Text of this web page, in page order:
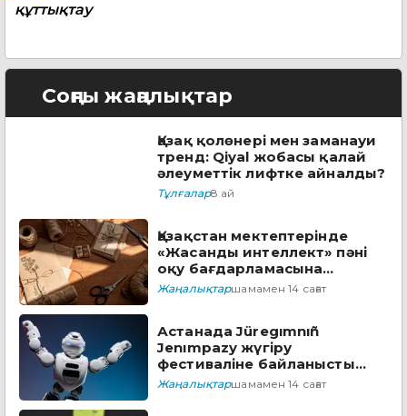
құттықтау
Соңғы жаңалықтар
Қазақ қолөнері мен заманауи
тренд: Qiyal жобасы қалай
әлеуметтік лифтке айналды?
Тұлғалар8 ай
Қазақстан мектептерінде
«Жасанды интеллект» пәні
оқу бағдарламасына
енгізіледі
Жаңалықтаршамамен 14 сағат
Астанада Jüregımnıñ
Jenımpazy жүгіру
фестиваліне байланысты
бірқатар көшеде қозғалыс
шектеледі
Жаңалықтаршамамен 14 сағат